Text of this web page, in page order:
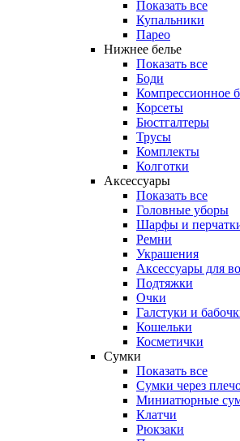
Показать все
Купальники
Парео
Нижнее белье
Показать все
Боди
Компрессионное
Корсеты
Бюстгалтеры
Трусы
Комплекты
Колготки
Аксессуары
Показать все
Головные уборы
Шарфы и
Ремни
Украшения
Аксессуары для
Подтяжки
Очки
Галстуки и
Кошельки
Косметички
Сумки
Показать все
Сумки через
Миниатюрные
Клатчи
Рюкзаки